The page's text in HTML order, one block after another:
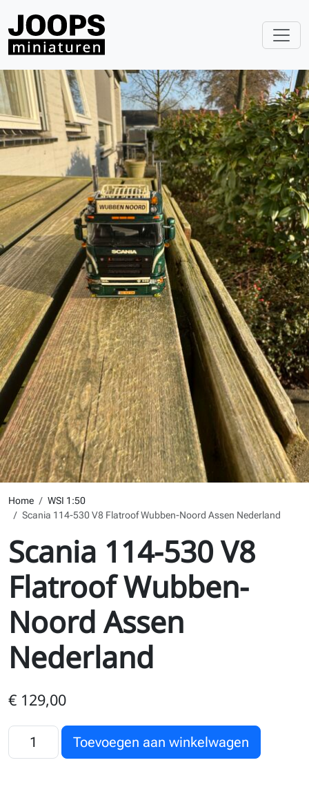
Home
WSI 1:50
Scania 114-530 V8 Flatroof Wubben-Noord Assen Nederland
Scania 114-530 V8
Flatroof Wubben-
Noord Assen
Nederland
€ 129,00
Scania 114-530 V8 Flatroof Wubben-Noord Assen
Toevoegen aan winkelwagen